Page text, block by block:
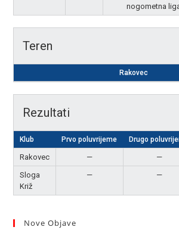
nogometna
Teren
Rakovec
Rezultati
Klub Prvo poluvrijeme Drugo
Rakovec — —
Sloga
Križ
— —
Nove Objave